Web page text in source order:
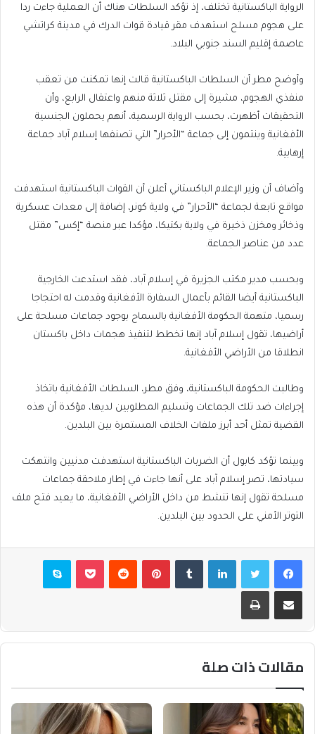
الرواية الباكستانية تختلف، إذ تؤكد السلطات هناك أن العملية جاءت ردا
على هجوم مسلح استهدف مقر قيادة قوات الدرك في مدينة كراتشي
عاصمة إقليم السند جنوبي البلاد.
وأوضح مطر أن السلطات الباكستانية قالت إنها تمكنت من تعقب
منفذي الهجوم، مشيرة إلى مقتل ثلاثة منهم واعتقال الرابع، وأن
التحقيقات أظهرت، بحسب الرواية الرسمية، أنهم يحملون الجنسية
الأفغانية وينتمون إلى جماعة “الأحرار” التي تصنفها إسلام آباد جماعة
إرهابية.
وأضاف أن وزير الإعلام الباكستاني أعلن أن القوات الباكستانية استهدفت
مواقع تابعة لجماعة “الأحرار” في ولاية كونر، إضافة إلى معدات عسكرية
وذخائر ومخزن ذخيرة في ولاية بكتيكا، مؤكدا عبر منصة “إكس” مقتل
عدد من عناصر الجماعة.
وبحسب مدير مكتب الجزيرة في إسلام آباد، فقد استدعت الخارجية
الباكستانية أيضا القائم بأعمال السفارة الأفغانية وقدمت له احتجاجا
رسميا، متهمة الحكومة الأفغانية بالسماح بوجود جماعات مسلحة على
أراضيها، تقول إسلام آباد إنها تخطط لتنفيذ هجمات داخل باكستان
انطلاقا من الأراضي الأفغانية.
وطالبت الحكومة الباكستانية، وفق مطر، السلطات الأفغانية باتخاذ
إجراءات ضد تلك الجماعات وتسليم المطلوبين لديها، مؤكدة أن هذه
القضية تمثل أحد أبرز ملفات الخلاف المستمرة بين البلدين.
وبينما تؤكد كابول أن الضربات الباكستانية استهدفت مدنيين وانتهكت
سيادتها، تصر إسلام آباد على أنها جاءت في إطار ملاحقة جماعات
مسلحة تقول إنها تنشط من داخل الأراضي الأفغانية، ما يعيد فتح ملف
التوتر الأمني على الحدود بين البلدين.
فيسبوكتويتر لينكدإن بينتيريست بوكيت سكايب
مشاركة عبر البريد طباعة
مقالات ذات صلة